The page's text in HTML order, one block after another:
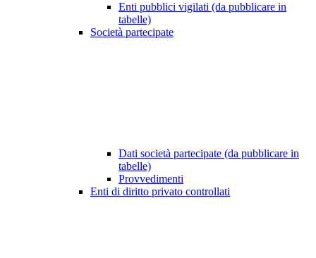
Enti pubblici vigilati (da pubblicare in
tabelle)
Società partecipate
Dati società partecipate (da pubblicare in
tabelle)
Provvedimenti
Enti di diritto privato controllati